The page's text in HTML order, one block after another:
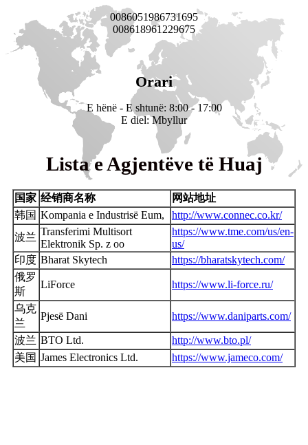
0086051986731695
008618961229675
Orari
E hënë - E shtunë: 8:00 - 17:00
E diel: Mbyllur
Lista e Agjentëve të Huaj
国家 经销商名称
网站地址
韩国 Kompania e Industrisë Eum,
http://www.connec.co.kr/
波兰 Transferimi Multisort
Elektronik Sp. z oo
https://www.tme.com/us/en-
us/
印度 Bharat Skytech
https://bharatskytech.com/
俄罗
斯
LiForce https://www.li-force.ru/
乌克
兰
Pjesë Dani https://www.daniparts.com/
波兰 BTO Ltd.
http://www.bto.pl/
美国 James Electronics Ltd. https://www.jameco.com/